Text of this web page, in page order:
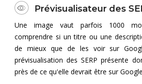
Prévisualisateur des
Une image vaut parfois 1000
comprendre si un titre ou une
de mieux que de les voir sur
prévisualisation des SERP présente
près de ce qu'elle devrait être sur